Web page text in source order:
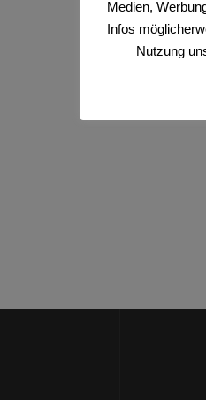
3 Minuten Lesedauer
Medien,
Infos
Nutzung